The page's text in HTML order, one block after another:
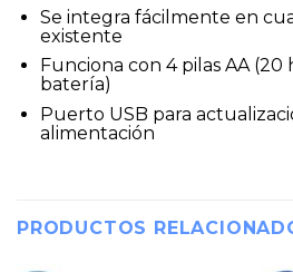
Se integra fácilmente en
existente
Funciona con 4 pilas AA (20
batería)
Puerto USB para
alimentación
PRODUCTOS